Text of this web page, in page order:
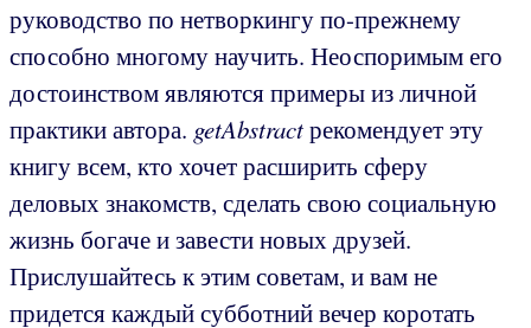
руководство по нетворкингу по-прежнему
способно многому научить. Неоспоримым его
достоинством являются примеры из личной
практики автора. getAbstractрекомендует эту
книгу всем, кто хочет расширить сферу
деловых знакомств, сделать свою социальную
жизнь богаче и завести новых друзей.
Прислушайтесь к этим советам, и вам не
придется каждый субботний вечер коротать